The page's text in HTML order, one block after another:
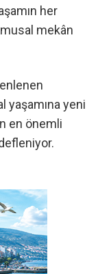
her
mekân
yaşamına yeni
en önemli